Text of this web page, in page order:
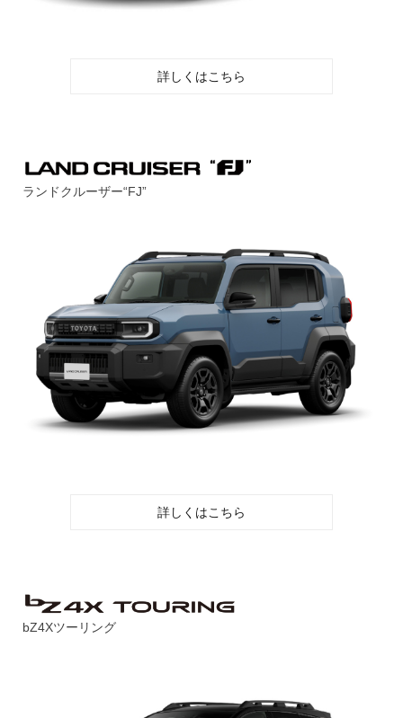
詳しくはこちら
ランドクルーザー“FJ”
詳しくはこちら
bZ4Xツーリング